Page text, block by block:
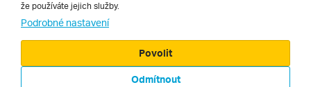
Cestopisy
že používáte jejich služby.
Podrobné nastavení
Odmítnout
Povolit